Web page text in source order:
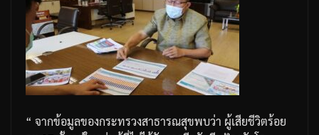
“ จากข้อมูลของกระทรวงสาธารณสุขพบว่า ผู้เสียชีวิตร้อย